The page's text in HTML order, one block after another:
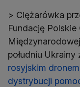
> Ciężarówka
Fundację
południu Ukrainy
rosyjskim
dystrybucji